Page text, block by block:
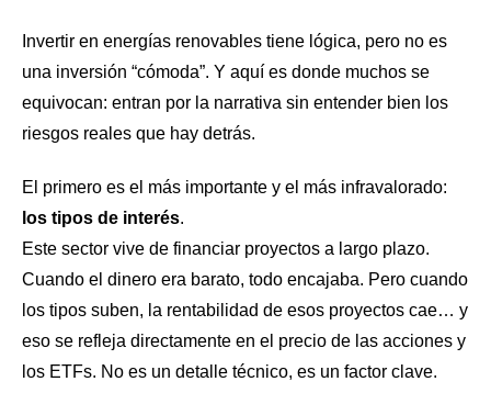
Invertir en energías renovables tiene lógica, pero no es
una inversión “cómoda”. Y aquí es donde muchos se
equivocan: entran por la narrativa sin entender bien los
riesgos reales que hay detrás.
El primero es el más importante y el más infravalorado:
los tipos de interés.
Este sector vive de financiar proyectos a largo plazo.
Cuando el dinero era barato, todo encajaba. Pero cuando
los tipos suben, la rentabilidad de esos proyectos cae… y
eso se refleja directamente en el precio de las acciones y
los ETFs. No es un detalle técnico, es un factor clave.